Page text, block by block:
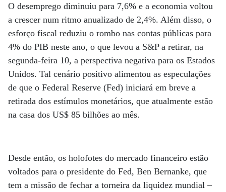
O desemprego diminuiu para 7,6% e a economia voltou
a crescer num ritmo anualizado de 2,4%. Além disso, o
esforço fiscal reduziu o rombo nas contas públicas para
4% do PIB neste ano, o que levou a S&P a retirar, na
segunda-feira 10, a perspectiva negativa para os Estados
Unidos. Tal cenário positivo alimentou as especulações
de que o Federal Reserve (Fed) iniciará em breve a
retirada dos estímulos monetários, que atualmente estão
na casa dos US$ 85 bilhões ao mês.
Desde então, os holofotes do mercado financeiro estão
voltados para o presidente do Fed, Ben Bernanke, que
tem a missão de fechar a torneira da liquidez mundial –